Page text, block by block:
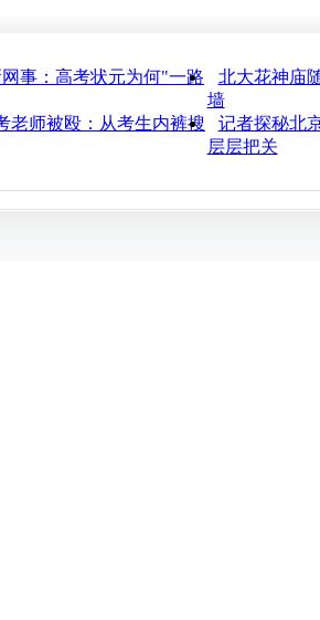
事：高考状元为何"一路
北大花神庙
墙
老师被殴：从考生内裤搜
记者探秘北
层层把关